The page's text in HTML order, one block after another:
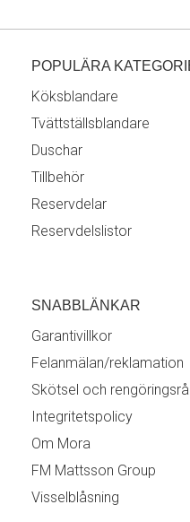
POPULÄRA
Köksblandare
Tvättställsblandare
Duschar
Tillbehör
Reservdelar
Reservdelslistor
SNABBLÄNKAR
Garantivillkor
Felanmälan/reklamation
Skötsel och
Integritetspolicy
Om Mora
FM Mattsson Group
Visselblåsning